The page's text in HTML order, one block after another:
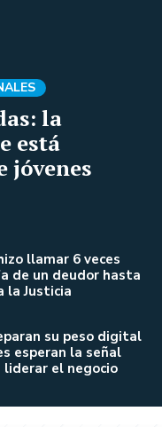
la
está
jóvenes
llamar 6 veces
de un deudor hasta
la Justicia
su peso digital
esperan la señal
liderar el negocio